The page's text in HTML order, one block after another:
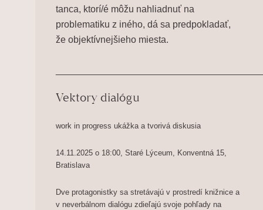
tanca, ktorí/é môžu nahliadnuť na
problematiku z iného, dá sa predpokladať,
že objektívnejšieho miesta.
Vektory dialógu
work in progress ukážka a tvorivá diskusia
14.11.2025 o 18:00, Staré Lýceum, Konventná 15,
Bratislava
Dve protagonistky sa stretávajú v prostredí knižnice a
v neverbálnom dialógu zdieľajú svoje pohľady na